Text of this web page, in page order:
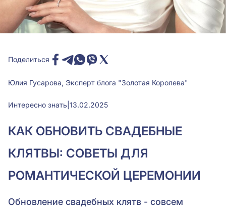
Поделиться
Юлия Гусарова, Эксперт блога "Золотая Королева"
Интересно знать 13.02.2025
КАК ОБНОВИТЬ СВАДЕБНЫЕ
КЛЯТВЫ: СОВЕТЫ ДЛЯ
РОМАНТИЧЕСКОЙ ЦЕРЕМОНИИ
Обновление свадебных клятв - совсем